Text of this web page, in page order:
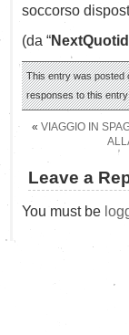
soccorso
(da “
This entry was posted
responses to this
« VIAGGIO IN
Leave a
You must be